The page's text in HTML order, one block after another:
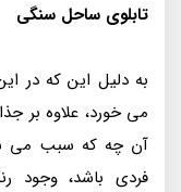
تابلوی ساحل سنگی
به دلیل این که در
می خورد، علاوه بر
آن چه که سبب می
فردی باشد، وجود